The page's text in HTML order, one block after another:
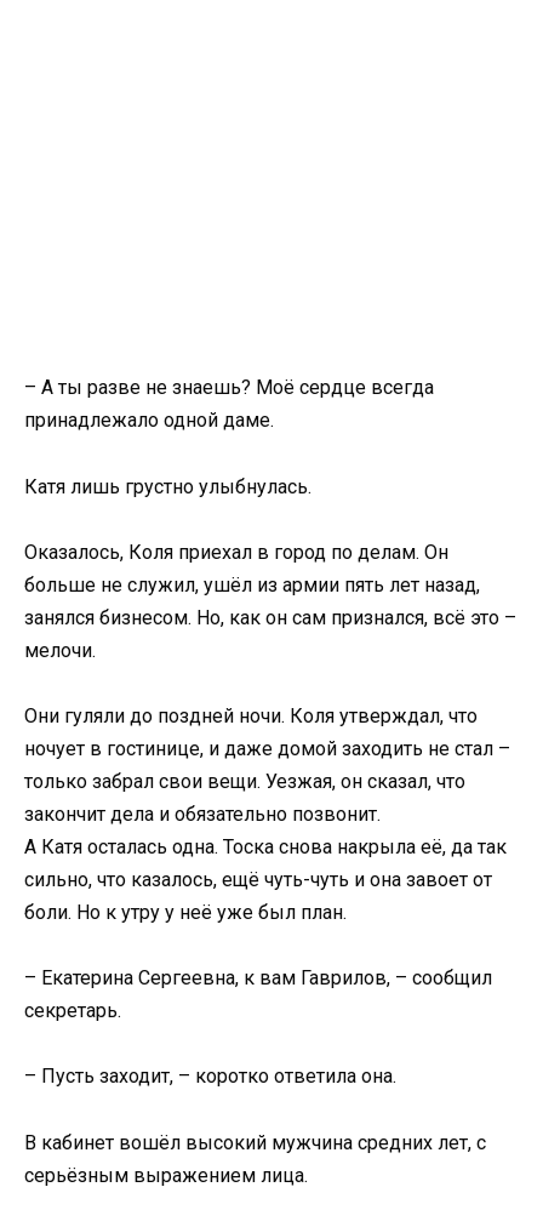
– А ты разве не знаешь? Моё сердце всегда
принадлежало одной даме.
Катя лишь грустно улыбнулась.
Оказалось, Коля приехал в город по делам. Он
больше не служил, ушёл из армии пять лет назад,
занялся бизнесом. Но, как он сам признался, всё это –
мелочи.
Они гуляли до поздней ночи. Коля утверждал, что
ночует в гостинице, и даже домой заходить не стал –
только забрал свои вещи. Уезжая, он сказал, что
закончит дела и обязательно позвонит.
А Катя осталась одна. Тоска снова накрыла её, да так
сильно, что казалось, ещё чуть-чуть и она завоет от
боли. Но к утру у неё уже был план.
– Екатерина Сергеевна, к вам Гаврилов, – сообщил
секретарь.
– Пусть заходит, – коротко ответила она.
В кабинет вошёл высокий мужчина средних лет, с
серьёзным выражением лица.